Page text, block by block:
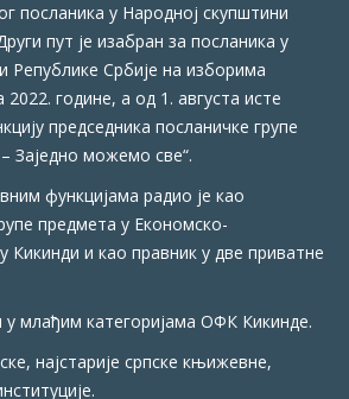
посланика у Народној скупштини
пут је изабран за посланика у
Републике Србије на изборима
године, а од 1. августа исте
председника посланичке групе
Заједно можемо све“.
функцијама радио је као
предмета у Економско-
Кикинди и као правник у две приватне
млађим категоријама ОФК Кикинде.
најстарије српске књижевне,